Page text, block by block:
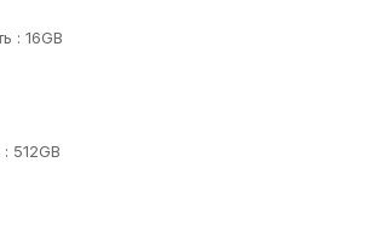
: 16GB
512GB